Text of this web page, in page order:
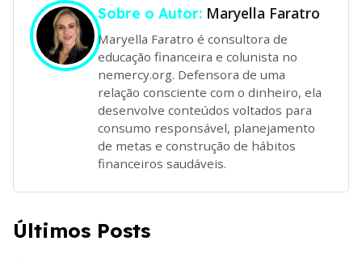
Sobre o Autor: Maryella Faratro
Maryella Faratro é consultora de
educação financeira e colunista no
nemercy.org. Defensora de uma
relação consciente com o dinheiro, ela
desenvolve conteúdos voltados para
consumo responsável, planejamento
de metas e construção de hábitos
financeiros saudáveis.
Últimos Posts